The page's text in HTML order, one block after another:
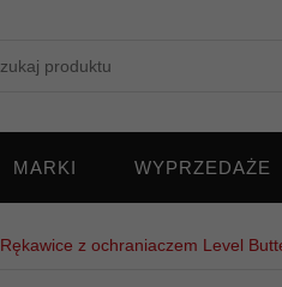
MARKI WYPRZEDAŻE
Rękawice z ochraniaczem Level